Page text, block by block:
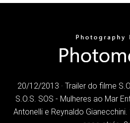
20/12/2013 · Trailer do filme
S.O.S. SOS - Mulheres ao Mar
Antonelli e Reynaldo